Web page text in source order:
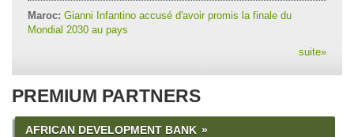
Maroc: Gianni Infantino accusé d'avoir promis la finale du
Mondial 2030 au pays
suite»
PREMIUM PARTNERS
AFRICAN DEVELOPMENT BANK